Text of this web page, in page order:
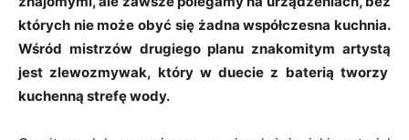
których nie może obyć się żadna współczesna kuchnia.
Wśród mistrzów drugiego planu znakomitym artystą
jest zlewozmywak, który w duecie z baterią tworzy
kuchenną strefę wody.